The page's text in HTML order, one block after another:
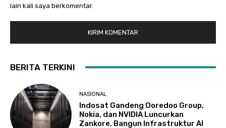
lain kali saya berkomentar.
BERITA TERKINI
NASIONAL
Indosat Gandeng Ooredoo Group,
Nokia, dan NVIDIA Luncurkan
Zankore, Bangun Infrastruktur AI